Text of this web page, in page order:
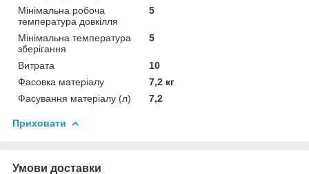
Мінімальна робоча
температура довкілля
5
Мінімальна температура
зберігання
5
Витрата
10
Фасовка матеріалу
7,2 кг
Фасування матеріалу (л)
7,2
Приховати
Умови доставки